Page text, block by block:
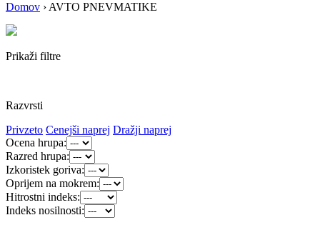
Domov › AVTO PNEVMATIKE
Prikaži filtre
Razvrsti
Privzeto Cenejši naprej Dražji naprej
Ocena hrupa:
Razred hrupa:
Izkoristek goriva:
Oprijem na mokrem:
Hitrostni indeks:
Indeks nosilnosti: